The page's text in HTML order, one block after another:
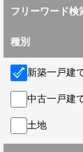
フリーワード検
種別
新築一戸建
中古一戸建
土地